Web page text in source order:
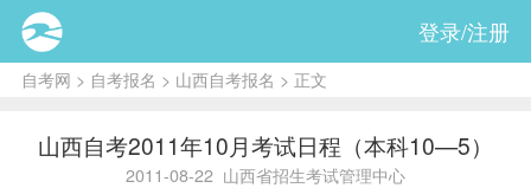
登录/注册
自考网 > 自考报名 > 山西自考报名 > 正文
山西自考2011年10月考试日程（本科10—5）
2011-08-22 山西省招生考试管理中心